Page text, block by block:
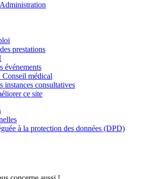
prestations
événements
Conseil médical
instances consultatives
ce site
à la protection des données (DPD)